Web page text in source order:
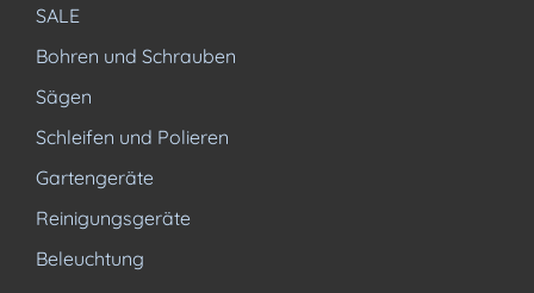
SALE
Bohren und Schrauben
Sägen
Schleifen und Polieren
Gartengeräte
Reinigungsgeräte
Beleuchtung